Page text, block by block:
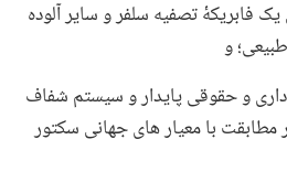
فابریکۀ تصفیه سلفر و سایر آلوده
و
و حقوقی پایدار و سیستم شفاف
مطابقت با معیار های جهانی سکتور